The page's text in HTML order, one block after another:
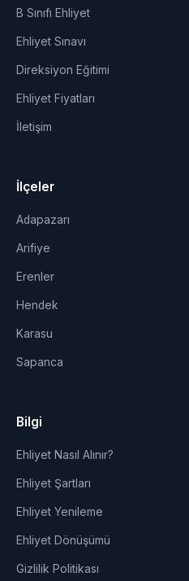
B Sınıfı Ehliyet
Ehliyet Sınavı
Direksiyon Eğitimi
Ehliyet Fiyatları
İletişim
İlçeler
Adapazarı
Arifiye
Erenler
Hendek
Karasu
Sapanca
Bilgi
Ehliyet Nasıl Alınır?
Ehliyet Şartları
Ehliyet Yenileme
Ehliyet Dönüşümü
Gizlilik Politikası